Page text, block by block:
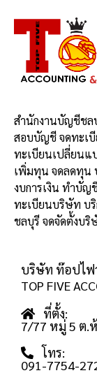
สำนักงานบัญชีชล
สอบบัญชี จดทะเ
ทะเบียนเปลี่ยนแ
เพิ่มทุน จดลดทุน
งบการเงิน ทำบัญ
ทะเบียนบริษัท บ
ชลบุรี จดจัดตั้งบ
บริษัท ท๊อปไฟ
TOP FIVE
ที่ตั้ง:
7/77 หมู่ 5 ต.
โทร:
091-7754-